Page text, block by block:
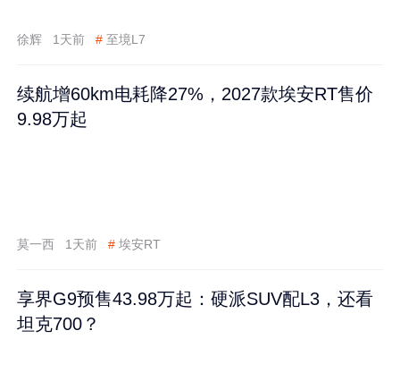
徐辉 1天前 # 至境L7
续航增60km电耗降27%，2027款埃安RT售价
9.98万起
莫一西 1天前 # 埃安RT
享界G9预售43.98万起：硬派SUV配L3，还看
坦克700？